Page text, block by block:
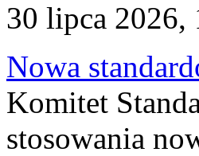
30 lipca 2026,
Nowa
Komitet
stosowania